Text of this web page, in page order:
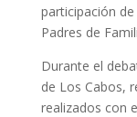
participación
Padres de
Durante el
de Los Cabos,
realizados con